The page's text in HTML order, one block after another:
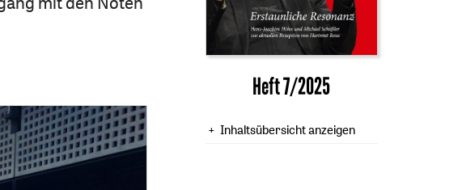
Heft 7/2025
Inhaltsübersicht anzeigen